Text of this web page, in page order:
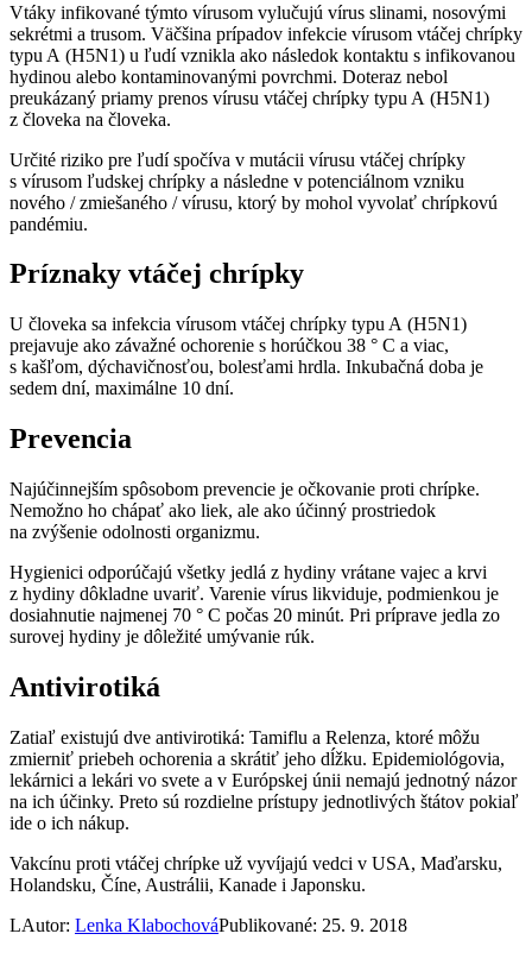
Vtáky infikované týmto vírusom vylučujú vírus slinami, nosovými
sekrétmi a trusom. Väčšina prípadov infekcie vírusom vtáčej chrípky
typu A (H5N1) u ľudí vznikla ako následok kontaktu s infikovanou
hydinou alebo kontaminovanými povrchmi. Doteraz nebol
preukázaný priamy prenos vírusu vtáčej chrípky typu A (H5N1)
z človeka na človeka.
Určité riziko pre ľudí spočíva v mutácii vírusu vtáčej chrípky
s vírusom ľudskej chrípky a následne v potenciálnom vzniku
nového / zmiešaného / vírusu, ktorý by mohol vyvolať chrípkovú
pandémiu.
Príznaky vtáčej chrípky
U človeka sa infekcia vírusom vtáčej chrípky typu A (H5N1)
prejavuje ako závažné ochorenie s horúčkou 38 ° C a viac,
s kašľom, dýchavičnosťou, bolesťami hrdla. Inkubačná doba je
sedem dní, maximálne 10 dní.
Prevencia
Najúčinnejším spôsobom prevencie je očkovanie proti chrípke.
Nemožno ho chápať ako liek, ale ako účinný prostriedok
na zvýšenie odolnosti organizmu.
Hygienici odporúčajú všetky jedlá z hydiny vrátane vajec a krvi
z hydiny dôkladne uvariť. Varenie vírus likviduje, podmienkou je
dosiahnutie najmenej 70 ° C počas 20 minút. Pri príprave jedla zo
surovej hydiny je dôležité umývanie rúk.
Antivirotiká
Zatiaľ existujú dve antivirotiká: Tamiflu a Relenza, ktoré môžu
zmierniť priebeh ochorenia a skrátiť jeho dĺžku. Epidemiológovia,
lekárnici a lekári vo svete a v Európskej únii nemajú jednotný názor
na ich účinky. Preto sú rozdielne prístupy jednotlivých štátov pokiaľ
ide o ich nákup.
Vakcínu proti vtáčej chrípke už vyvíjajú vedci v USA, Maďarsku,
Holandsku, Číne, Austrálii, Kanade i Japonsku.
LAutor: Lenka KlabochováPublikované: 25. 9. 2018